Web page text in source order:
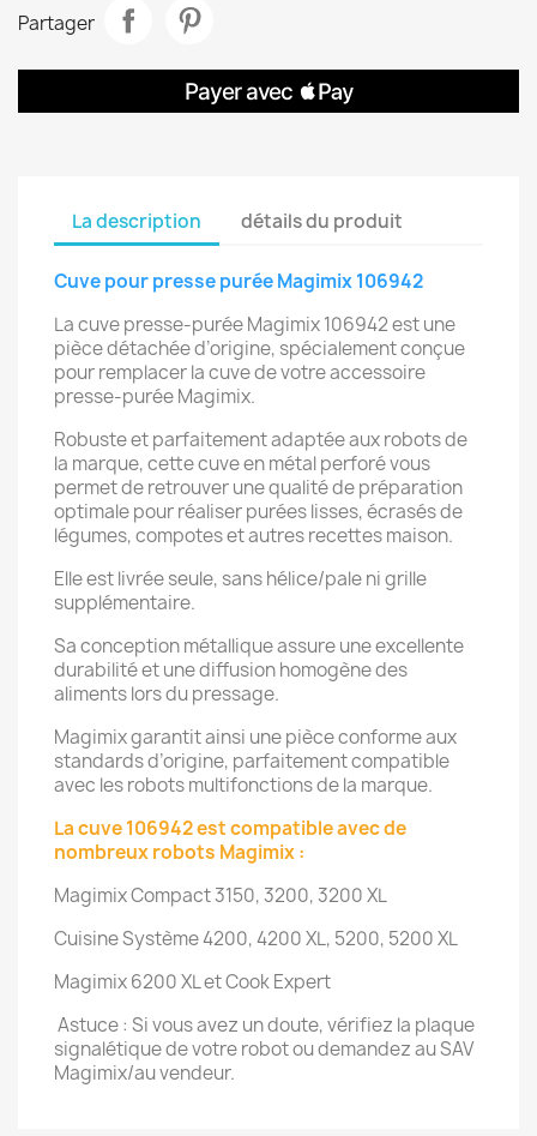
Partager
La description détails du produit
Cuve pour presse purée Magimix 106942
La cuve presse‑purée Magimix 106942 est une
pièce détachée d’origine, spécialement conçue
pour remplacer la cuve de votre accessoire
presse‑purée Magimix.
Robuste et parfaitement adaptée aux robots de
la marque, cette cuve en métal perforé vous
permet de retrouver une qualité de préparation
optimale pour réaliser purées lisses, écrasés de
légumes, compotes et autres recettes maison.
Elle est livrée seule, sans hélice/pale ni grille
supplémentaire.
Sa conception métallique assure une excellente
durabilité et une diffusion homogène des
aliments lors du pressage.
Magimix garantit ainsi une pièce conforme aux
standards d’origine, parfaitement compatible
avec les robots multifonctions de la marque.
La cuve 106942 est compatible avec de
nombreux robots Magimix :
Magimix Compact 3150, 3200, 3200 XL
Cuisine Système 4200, 4200 XL, 5200, 5200 XL
Magimix 6200 XL et Cook Expert
Astuce : Si vous avez un doute, vérifiez la plaque
signalétique de votre robot ou demandez au SAV
Magimix/au vendeur.